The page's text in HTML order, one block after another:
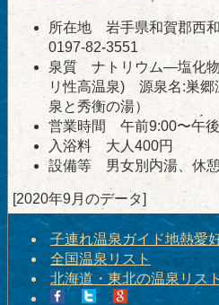
所在地 岩手県和賀郡西
0197-82-3551
泉質 ナトリウム―塩化物
リ性高温泉) 源泉名:巣郷
泉と秀衡の湯）
営業時間 午前9:00〜午
入浴料 大人400円
設備等 男女別内湯、休
[2020年9月のデータ]
子連れ温泉ガイド地熱愛
全国温泉リスト
北海道・東北の温泉リスト